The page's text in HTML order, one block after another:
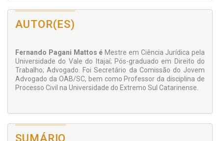
AUTOR(ES)
Fernando Pagani Mattos é Mestre em Ciência Jurídica pela
Universidade do Vale do Itajaí; Pós-graduado em Direito do
Trabalho; Advogado. Foi Secretário da Comissão do Jovem
Advogado da OAB/SC, bem como Professor da disciplina de
Processo Civil na Universidade do Extremo Sul Catarinense.
SUMÁRIO